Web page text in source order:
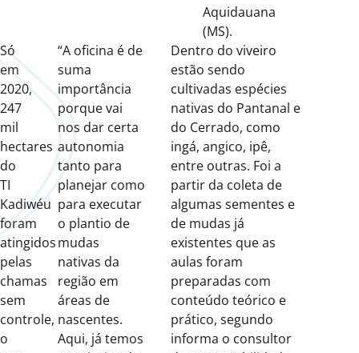
Aquidauana
(MS).
Só
em
2020,
247
mil
hectares
do
TI
Kadiwéu
foram
atingidos
pelas
chamas
sem
controle,
o
“A oficina é de
suma
importância
porque vai
nos dar certa
autonomia
tanto para
planejar como
para executar
o plantio de
mudas
nativas da
região em
áreas de
nascentes.
Aqui, já temos
Dentro do viveiro
estão sendo
cultivadas espécies
nativas do Pantanal e
do Cerrado, como
ingá, angico, ipê,
entre outras. Foi a
partir da coleta de
algumas sementes e
de mudas já
existentes que as
aulas foram
preparadas com
conteúdo teórico e
prático, segundo
informa o consultor